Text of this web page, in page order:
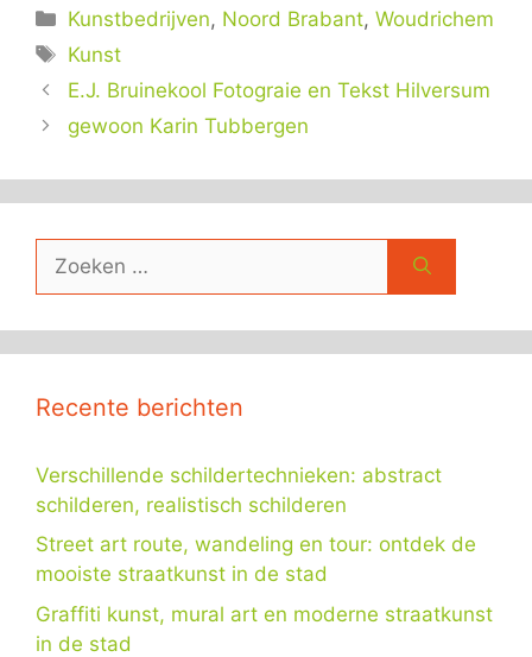
Categorieën
Kunstbedrijven, Noord Brabant,Woudrichem
Tags
Kunst
E.J. Bruinekool Fotograie en Tekst Hilversum
gewoon Karin Tubbergen
naar:
Recente berichten
Verschillende schildertechnieken: abstract
schilderen, realistisch schilderen
Street art route, wandeling en tour: ontdek de
mooiste straatkunst in de stad
Graffiti kunst, mural art en moderne straatkunst
in de stad